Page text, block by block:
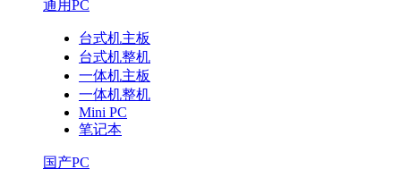
通用PC
台式机主板
台式机整机
一体机主板
一体机整机
Mini PC
笔记本
国产PC